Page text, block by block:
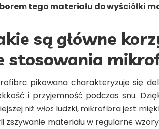
tego materiału do wyściółki
są główne
stosowania
pikowana charakteryzuje się
i przyjemność podczas snu.
niż włos ludzki, mikrofibra jest
zszywanie materiału w regularne